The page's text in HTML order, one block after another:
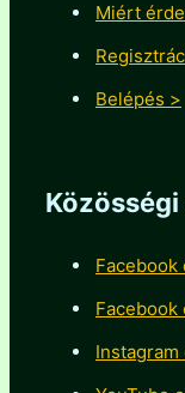
Miért
Belépés >
Facebook
Facebook